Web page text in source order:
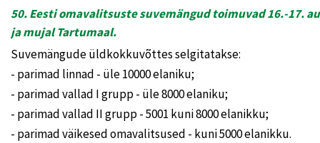
50. Eesti omavalitsuste suvemängud toimuvad 16.-17.
ja mujal Tartumaal.
Suvemängude üldkokkuvõttes selgitatakse:
- parimad linnad - üle 10000 elaniku;
- parimad vallad I grupp - üle 8000 elaniku;
- parimad vallad II grupp - 5001 kuni 8000 elanikku;
- parimad väikesed omavalitsused - kuni 5000 elanikku.